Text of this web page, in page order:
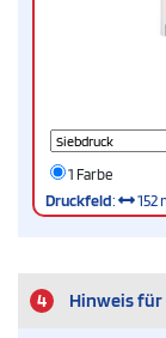
1 Farbe
Druckfeld: 152
4 Hinweis für